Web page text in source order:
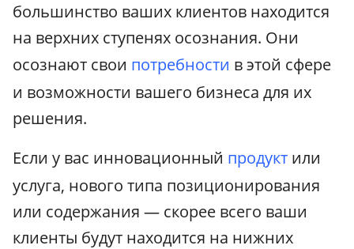
большинство ваших клиентов находится
на верхних ступенях осознания. Они
осознают свои потребности в этой сфере
и возможности вашего бизнеса для их
решения.
Если у вас инновационный продукт или
услуга, нового типа позиционирования
или содержания — скорее всего ваши
клиенты будут находится на нижних